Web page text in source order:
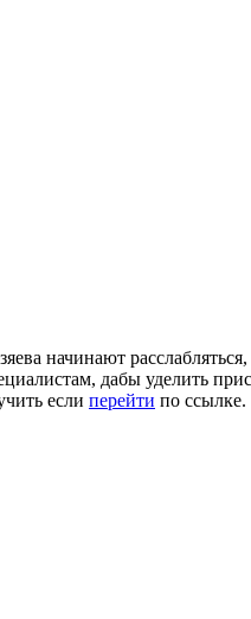
начинают
дабы уделить
если перейти по ссылке.